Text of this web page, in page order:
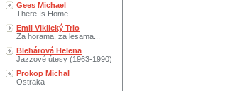
Gees Michael
There Is Home
Emil Viklický Trio
Za horama, za lesama...
Blehárová Helena
Jazzové útesy (1963-1990)
Prokop Michal
Ostraka